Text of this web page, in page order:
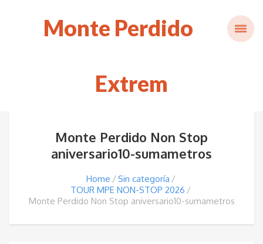
Monte Perdido
Extrem
Monte Perdido Non Stop
aniversario10-sumametros
Home
Sin categoría
TOUR MPE NON-STOP 2026
Monte Perdido Non Stop aniversario10-sumametros